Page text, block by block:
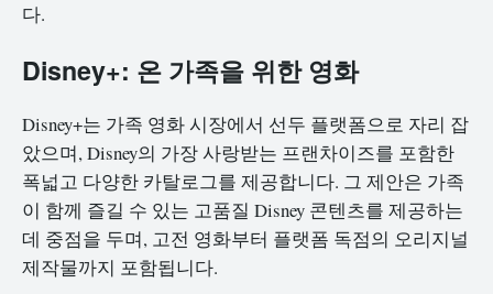
다.
Disney+: 온 가족을 위한 영화
Disney+는 가족 영화 시장에서 선두 플랫폼으로 자리 잡
았으며, Disney의 가장 사랑받는 프랜차이즈를 포함한
폭넓고 다양한 카탈로그를 제공합니다. 그 제안은 가족
이 함께 즐길 수 있는 고품질 Disney 콘텐츠를 제공하는
데 중점을 두며, 고전 영화부터 플랫폼 독점의 오리지널
제작물까지 포함됩니다.